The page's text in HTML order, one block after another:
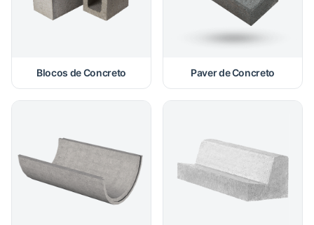
Blocos de Concreto Paver de Concreto